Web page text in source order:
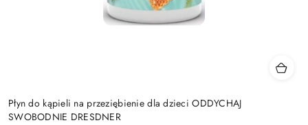
Płyn do kąpieli na przeziębienie dla dzieci ODDYCHAJ
SWOBODNIE DRESDNER